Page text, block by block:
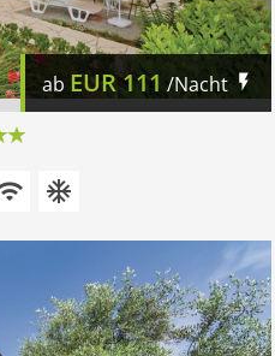
ab EUR111 /Nacht